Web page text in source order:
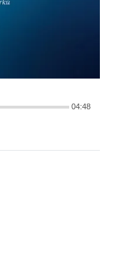
04:48